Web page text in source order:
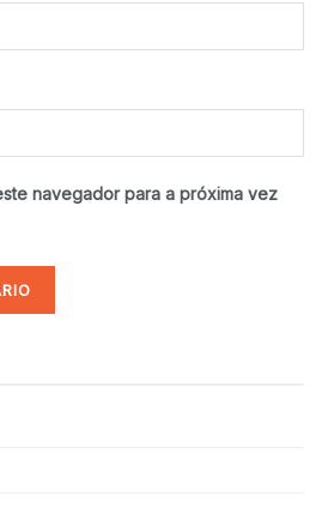
navegador para a próxima vez